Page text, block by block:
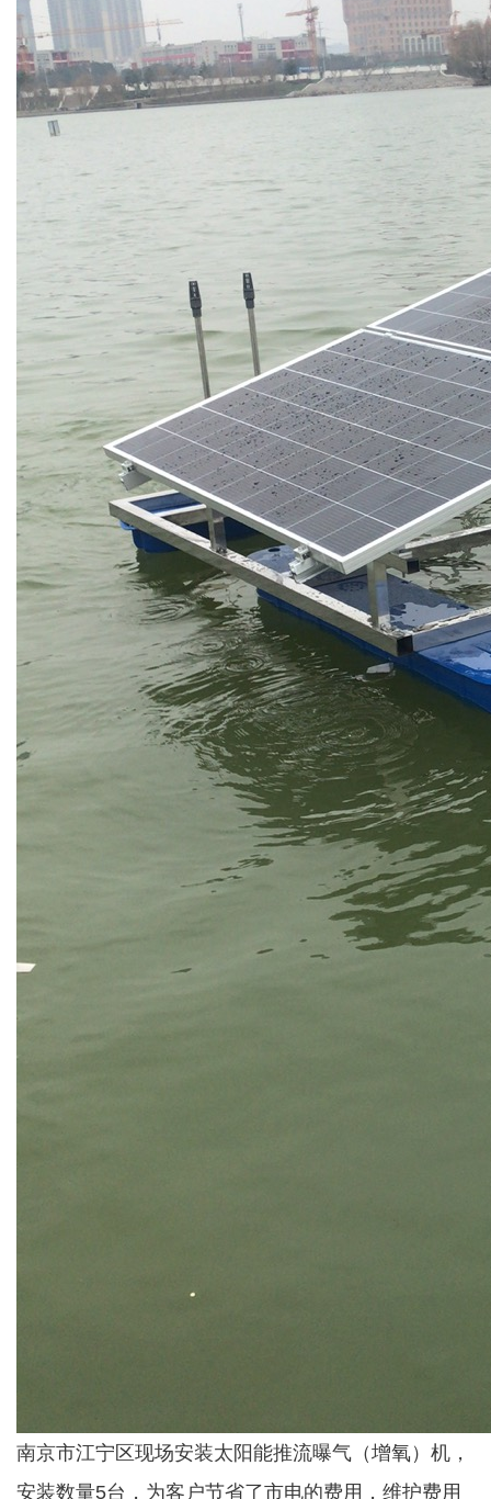
南京市江宁区现场安装太阳能推流曝气（增氧）机，
安装数量5台，为客户节省了市电的费用，维护费用